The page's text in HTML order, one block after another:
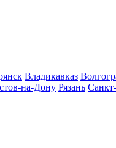
Владикавказ
на-Дону Рязань